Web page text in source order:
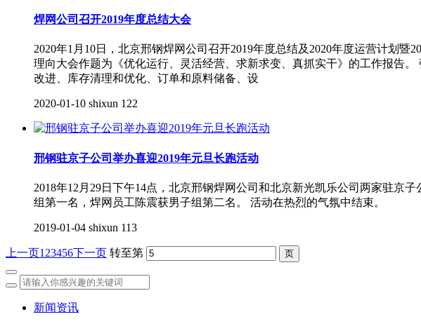
焊网公司召开2019年度总结大会
2020年1月10日，北京邢钢焊网公司召开2019年度总结及2020年度运营计划
理向大会作题为《优化运行、灵活经营、求新求变、真抓实干》的工作报告
改进、库存清理和优化、订单和原料储备、设
2020-01-10 shixun 122
邢钢驻京子公司举办喜迎2019年元旦长跑活动
2018年12月29日下午14点，北京邢钢焊网公司和北京新光凯乐公司两家驻京
组第一名，焊网员工陈震获男子组第二名。 活动在热烈的气氛中结束。
2019-01-04 shixun 113
上一页1 23456下一页 转至第
新闻资讯